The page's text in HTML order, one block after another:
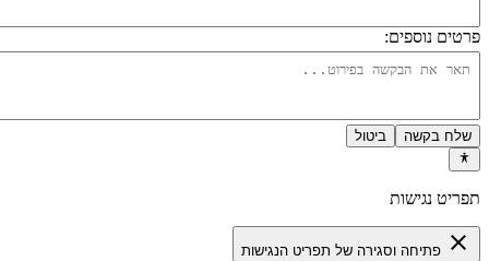
נוספים:
שלח בקשה ביטול
נגישות
close פתיחה וסגירה של תפריט הנגישות